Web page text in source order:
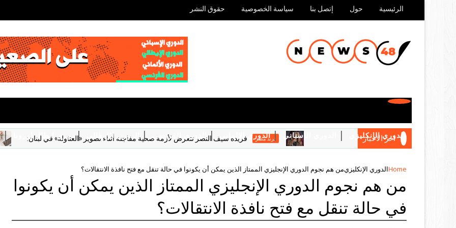
الرئيسية حول إتصل بنا سياسة الخصوصية حقوق النشر
الدوري الإنكليزي الدوري الإسباني الدوري الالماني الدوري الفرنسي الدوري الإيطالي دوري ابطال اوروبا اخر الأخبار ترند مصر فريدة سيف النصر تتعرض لأزمة صحية مفاجئة أثناء تصوير «العتاولة» في لبنان:
Homeالدوري الإنكليزيمن هم نجوم الدوري الإنجليزي الممتاز الذين يمكن أن يكونوا في حالة تنقل مع فتح نافذة الانتقالات؟
من هم نجوم الدوري الإنجليزي الممتاز الذين يمكن أن يكونوا
في حالة تنقل مع فتح نافذة الانتقالات؟